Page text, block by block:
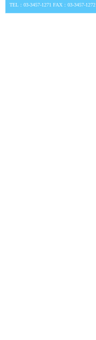
TEL：03-3457-1271 FAX：03-3457-1272